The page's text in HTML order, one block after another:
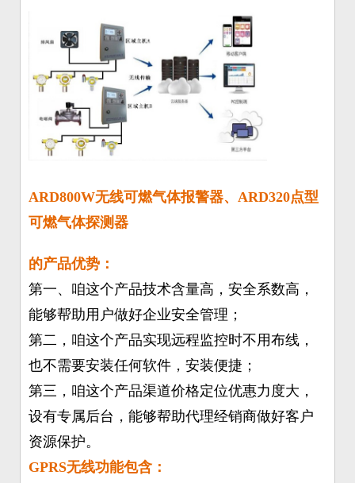
ARD800W无线可燃气体报警器、ARD320点型
可燃气体探测器
的产品优势：
第一、咱这个产品技术含量高，安全系数高，
能够帮助用户做好企业安全管理；
第二，咱这个产品实现远程监控时不用布线，
也不需要安装任何软件，安装便捷；
第三，咱这个产品渠道价格定位优惠力度大，
设有专属后台，能够帮助代理经销商做好客户
资源保护。
GPRS无线功能包含：